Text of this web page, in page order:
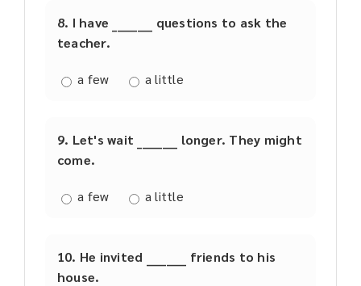
8. I have ________ questions to ask the
teacher.
a few a little
9. Let's wait ________ longer. They might
come.
a few a little
10. He invited ________ friends to his
house.